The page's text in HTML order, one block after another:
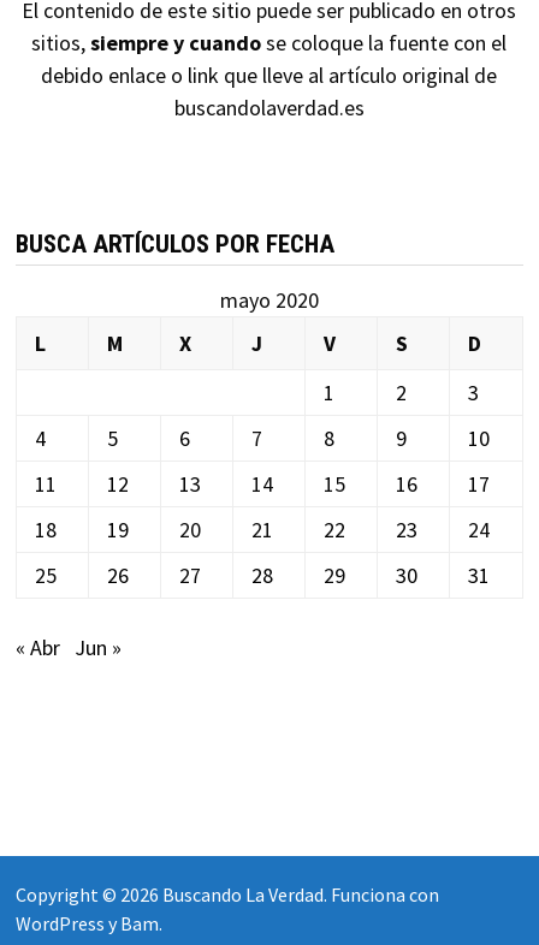
El contenido de este sitio puede ser publicado en otros
sitios,siempre y cuandose coloque la fuente con el
debido enlace o link que lleve al artículo original de
buscandolaverdad.es
BUSCA ARTÍCULOS POR FECHA
mayo 2020
L
M X J V S
D
1
2
3
4
5 6 7 8 9
10
11
12 13 14 15 16
17
18
19 20 21 22 23
24
25
26 27 28 29 30 31
« Abr Jun »
Copyright © 2026 Buscando La Verdad. Funciona con
WordPress yBam.